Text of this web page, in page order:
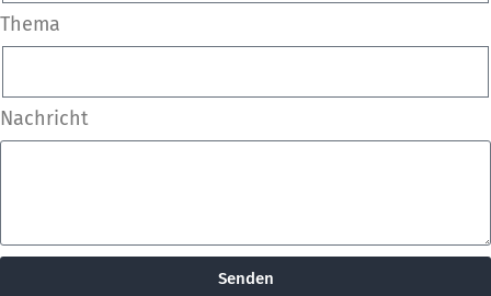
Thema
Nachricht
Senden